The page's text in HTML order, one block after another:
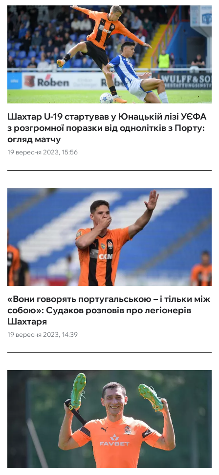
19 вересня 2023, 15:56
Шахтар U-19 стартував у Юнацькій лізі УЄФА
з розгромної поразки від однолітків з Порту:
огляд матчу
19 вересня 2023, 14:39
«Вони говорять португальською – і тільки між
собою»: Судаков розповів про легіонерів
Шахтаря